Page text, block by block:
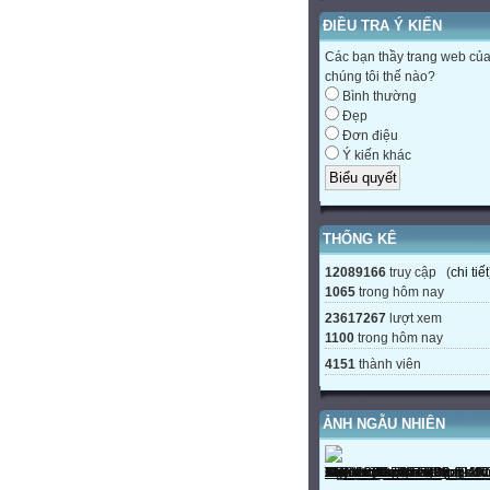
ĐIỀU TRA Ý KIẾN
Các bạn thầy trang web của
chúng tôi thế nào?
Bình thường
Đẹp
Đơn điệu
Ý kiến khác
THỐNG KÊ
12089166 truy cập (chi tiết
1065 trong hôm nay
23617267 lượt xem
1100 trong hôm nay
4151 thành viên
ẢNH NGẪU NHIÊN